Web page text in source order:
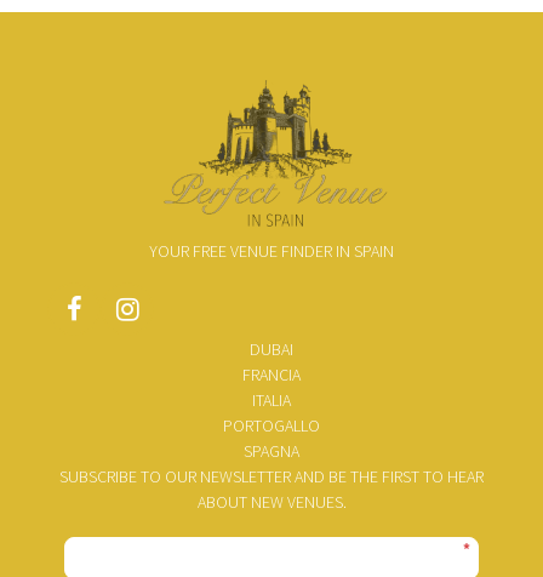
YOUR FREE VENUE FINDER IN SPAIN
DUBAI
FRANCIA
ITALIA
PORTOGALLO
SPAGNA
SUBSCRIBE TO OUR NEWSLETTER AND BE THE FIRST TO HEAR
ABOUT NEW VENUES.
*